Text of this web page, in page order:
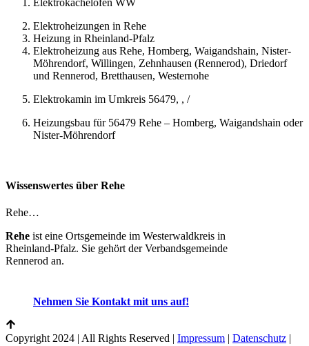
Elektroheizungen in Rehe
Heizung in Rheinland-Pfalz
Elektroheizung aus Rehe, Homberg, Waigandshain, Nister-
Möhrendorf, Willingen, Zehnhausen (Rennerod), Driedorf
und Rennerod, Bretthausen, Westernohe
Elektrokamin im Umkreis 56479, , /
Heizungsbau für 56479 Rehe – Homberg, Waigandshain oder
Nister-Möhrendorf
Wissenswertes über Rehe
Rehe…
Rehe ist eine Ortsgemeinde im Westerwaldkreis in
Rheinland-Pfalz. Sie gehört der Verbandsgemeinde
Rennerod an.
Nehmen Sie Kontakt mit uns auf!
Copyright 2024 | All Rights Reserved | Impressum | Datenschutz |